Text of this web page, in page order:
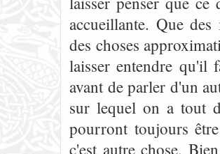
accueillante. Que
des choses
laisser entendre qu'il
avant de parler d'un
sur lequel on a tout
pourront toujours
c'est autre chose.